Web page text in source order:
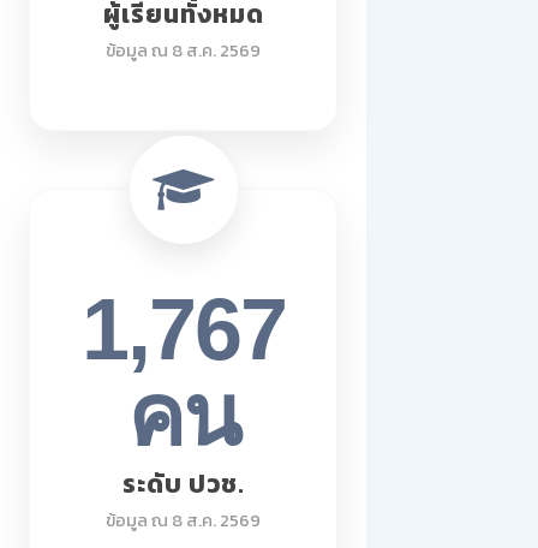
ผู้เรียนทั้งหมด
ข้อมูล ณ 8 ส.ค. 2569
1,767
คน
ระดับ ปวช.
ข้อมูล ณ 8 ส.ค. 2569